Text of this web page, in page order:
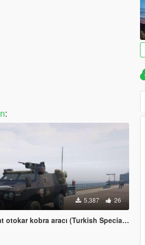
:
5,387 26
kobra aracı (Turkish Special Forces)